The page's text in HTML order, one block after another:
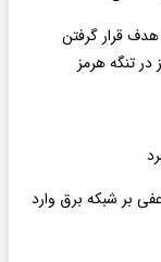
هدف قرار گرفتن
تنگه هرمز
بر شبکه برق وارد